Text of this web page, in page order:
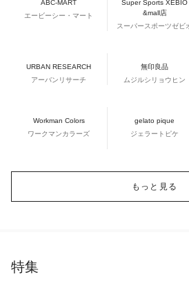
ABC-MART
エービーシー・マート
Super Sports XEBIO
&mall店
スーパースポーツゼビ
URBAN RESEARCH
アーバンリサーチ
無印良品
ムジルシリョウヒン
Workman Colors
ワークマンカラーズ
gelato pique
ジェラートピケ
もっと見る
特集